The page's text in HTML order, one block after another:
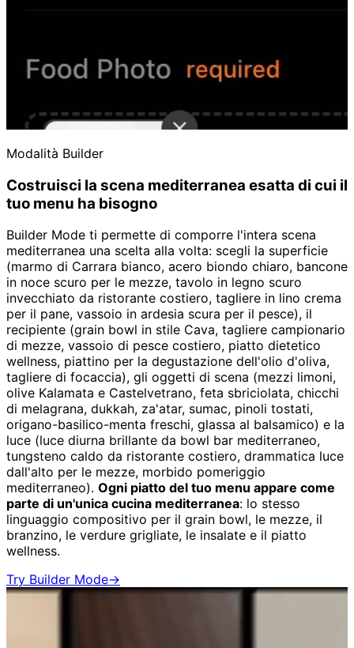
Modalità Builder
Costruisci la scena mediterranea esatta di cui il
tuo menu ha bisogno
Builder Mode ti permette di comporre l'intera scena
mediterranea una scelta alla volta: scegli la superficie
(marmo di Carrara bianco, acero biondo chiaro, bancone
in noce scuro per le mezze, tavolo in legno scuro
invecchiato da ristorante costiero, tagliere in lino crema
per il pane, vassoio in ardesia scura per il pesce), il
recipiente (grain bowl in stile Cava, tagliere campionario
di mezze, vassoio di pesce costiero, piatto dietetico
wellness, piattino per la degustazione dell'olio d'oliva,
tagliere di focaccia), gli oggetti di scena (mezzi limoni,
olive Kalamata e Castelvetrano, feta sbriciolata, chicchi
di melagrana, dukkah, za'atar, sumac, pinoli tostati,
origano-basilico-menta freschi, glassa al balsamico) e la
luce (luce diurna brillante da bowl bar mediterraneo,
tungsteno caldo da ristorante costiero, drammatica luce
dall'alto per le mezze, morbido pomeriggio
mediterraneo). Ogni piatto del tuo menu appare come
parte di un'unica cucina mediterranea: lo stesso
linguaggio compositivo per il grain bowl, le mezze, il
branzino, le verdure grigliate, le insalate e il piatto
wellness.
Try Builder Mode→